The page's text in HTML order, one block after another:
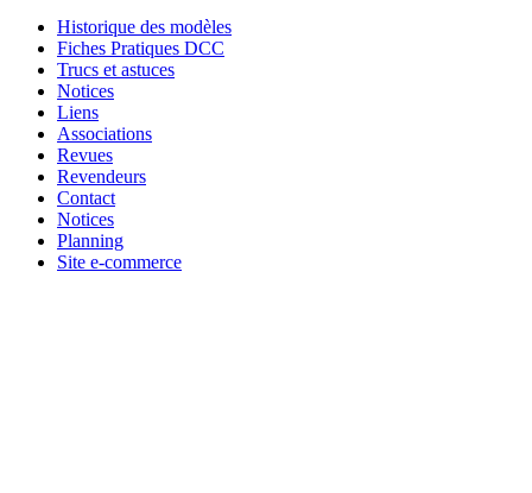
Historique des modèles
Fiches Pratiques DCC
Trucs et astuces
Notices
Liens
Associations
Revues
Revendeurs
Contact
Notices
Planning
Site e-commerce